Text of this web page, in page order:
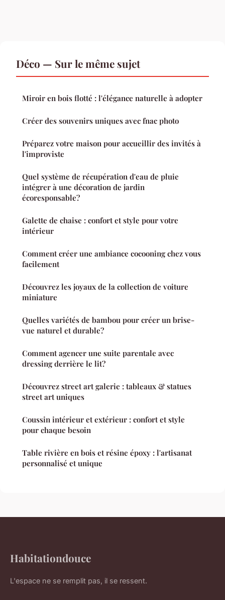
Déco — Sur le même sujet
Miroir en bois flotté : l'élégance naturelle à adopter
Créer des souvenirs uniques avec fnac photo
Préparez votre maison pour accueillir des invités à
l'improviste
Quel système de récupération d'eau de pluie
intégrer à une décoration de jardin
écoresponsable?
Galette de chaise : confort et style pour votre
intérieur
Comment créer une ambiance cocooning chez vous
facilement
Découvrez les joyaux de la collection de voiture
miniature
Quelles variétés de bambou pour créer un brise-
vue naturel et durable?
Comment agencer une suite parentale avec
dressing derrière le lit?
Découvrez street art galerie : tableaux & statues
street art uniques
Coussin intérieur et extérieur : confort et style
pour chaque besoin
Table rivière en bois et résine époxy : l'artisanat
personnalisé et unique
Habitationdouce
L'espace ne se remplit pas, il se ressent.